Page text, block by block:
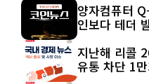
양자컴퓨터
인보다 테더
지난해 리콜
유통 차단 1